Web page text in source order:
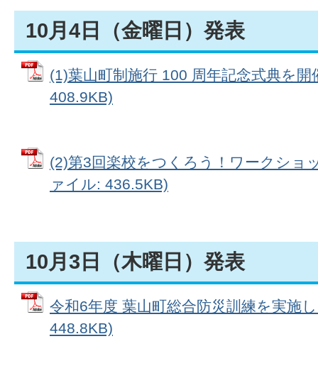
10月4日（金曜日）発表
(1)葉山町制施行 100 周年記念式典を
408.9KB)
(2)第3回楽校をつくろう！ワークショ
ァイル: 436.5KB)
10月3日（木曜日）発表
令和6年度 葉山町総合防災訓練を実施
448.8KB)